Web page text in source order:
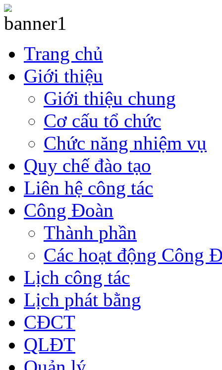
Trang chủ
Giới thiệu
Giới thiệu chung
Cơ cấu tổ chức
Chức năng nhiệm vụ
Quy chế đào tạo
Liên hệ công tác
Công Đoàn
Thành phần
Các hoạt động Công
Lịch công tác
Lịch phát bằng
CĐCT
QLĐT